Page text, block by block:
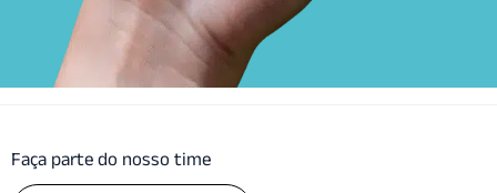
Faça parte do nosso time